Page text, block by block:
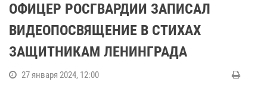
ОФИЦЕР РОСГВАРДИИ ЗАПИСАЛ
ВИДЕОПОСВЯЩЕНИЕ В СТИХАХ
ЗАЩИТНИКАМ ЛЕНИНГРАДА
27 января 2024, 12:00